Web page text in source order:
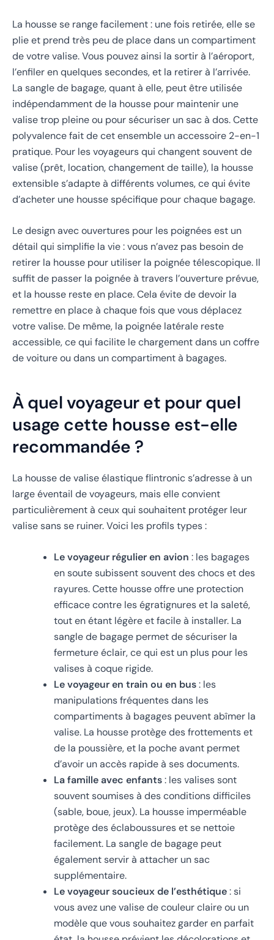
La housse se range facilement : une fois retirée, elle se
plie et prend très peu de place dans un compartiment
de votre valise. Vous pouvez ainsi la sortir à l’aéroport,
l’enfiler en quelques secondes, et la retirer à l’arrivée.
La sangle de bagage, quant à elle, peut être utilisée
indépendamment de la housse pour maintenir une
valise trop pleine ou pour sécuriser un sac à dos. Cette
polyvalence fait de cet ensemble un accessoire 2-en-1
pratique. Pour les voyageurs qui changent souvent de
valise (prêt, location, changement de taille), la housse
extensible s’adapte à différents volumes, ce qui évite
d’acheter une housse spécifique pour chaque bagage.
Le design avec ouvertures pour les poignées est un
détail qui simplifie la vie : vous n’avez pas besoin de
retirer la housse pour utiliser la poignée télescopique. Il
suffit de passer la poignée à travers l’ouverture prévue,
et la housse reste en place. Cela évite de devoir la
remettre en place à chaque fois que vous déplacez
votre valise. De même, la poignée latérale reste
accessible, ce qui facilite le chargement dans un coffre
de voiture ou dans un compartiment à bagages.
À quel voyageur et pour quel
usage cette housse est-elle
recommandée ?
La housse de valise élastique flintronic s’adresse à un
large éventail de voyageurs, mais elle convient
particulièrement à ceux qui souhaitent protéger leur
valise sans se ruiner. Voici les profils types :
Le voyageur régulier en avion : les bagages
en soute subissent souvent des chocs et des
rayures. Cette housse offre une protection
efficace contre les égratignures et la saleté,
tout en étant légère et facile à installer. La
sangle de bagage permet de sécuriser la
fermeture éclair, ce qui est un plus pour les
valises à coque rigide.
Le voyageur en train ou en bus: les
manipulations fréquentes dans les
compartiments à bagages peuvent abîmer la
valise. La housse protège des frottements et
de la poussière, et la poche avant permet
d’avoir un accès rapide à ses documents.
La famille avec enfants: les valises sont
souvent soumises à des conditions difficiles
(sable, boue, jeux). La housse imperméable
protège des éclaboussures et se nettoie
facilement. La sangle de bagage peut
également servir à attacher un sac
supplémentaire.
Le voyageur soucieux de l’esthétique: si
vous avez une valise de couleur claire ou un
modèle que vous souhaitez garder en parfait